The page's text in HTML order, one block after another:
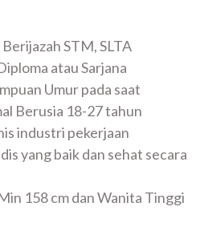
STM, SLTA
atau Sarjana
Umur pada saat
Berusia 18-27 tahun
industri pekerjaan
yang baik dan sehat secara
158 cm dan Wanita Tinggi